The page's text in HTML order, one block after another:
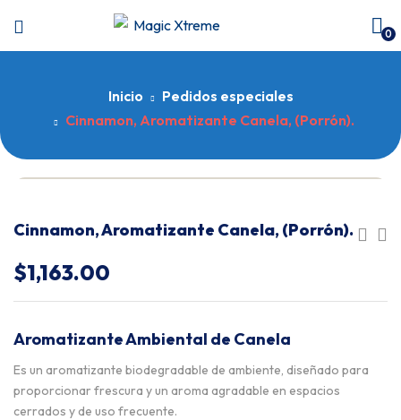
0
Inicio
Pedidos especiales
Cinnamon, Aromatizante Canela, (Porrón).
Cinnamon, Aromatizante Canela, (Porrón).
$1,163.00
Aromatizante Ambiental de Canela
Es un aromatizante biodegradable de ambiente, diseñado para
proporcionar frescura y un aroma agradable en espacios
cerrados y de uso frecuente.